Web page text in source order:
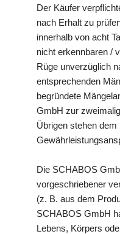
Der Käufer
nach Erhalt zu
innerhalb von acht
nicht erkennbaren /
Rüge unverzüglich
entsprechenden
begründete
GmbH zur
Übrigen stehen
Die SCHABOS
vorgeschriebener
(z. B. aus dem
SCHABOS GmbH
Lebens, Körpers